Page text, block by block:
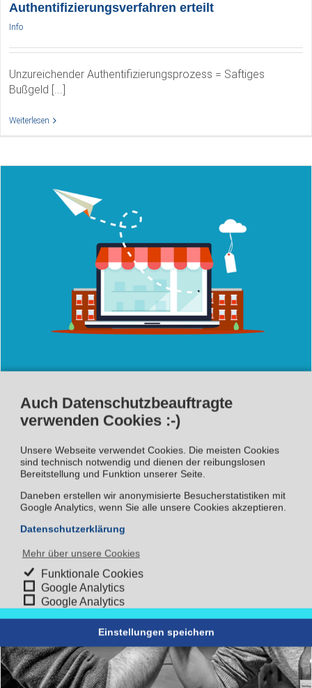
Auch Datenschutzbeauftragte
verwenden Cookies :-)
Unsere Webseite verwendet Cookies. Die meisten Cookies
sind technisch notwendig und dienen der reibungslosen
Bereitstellung und Funktion unserer Seite.
Daneben erstellen wir anonymisierte Besucherstatistiken mit
Google Analytics, wenn Sie alle unsere Cookies akzeptieren.
Datenschutzerklärung
Mehr über unsere Cookies
Funktionale Cookies
Google Analytics
Google Analytics
Einstellungen speichern
Authentifizierungsverfahren erteilt
Info
Unzureichender Authentifizierungsprozess = Saftiges
Bußgeld [...]
Weiterlesen
Info
Direktwerbung an Bestandskunden im berechtigten
Interesse [...]
Weiterlesen